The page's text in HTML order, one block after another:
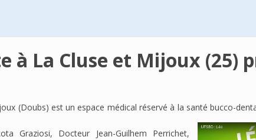
à La Cluse et Mijoux (25)
(Doubs) est un espace médical réservé à la santé bucco-
Graziosi, Docteur Jean-Guilhem Perrichet,